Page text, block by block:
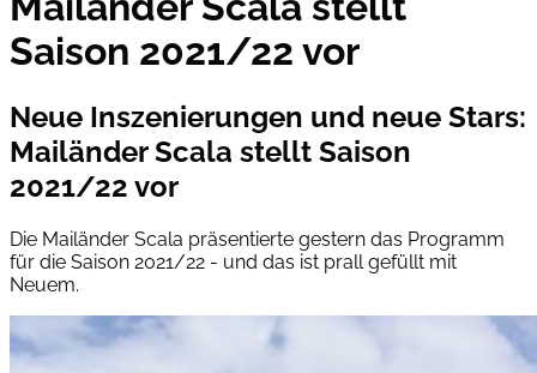
Saison 2021/22 vor
Neue Inszenierungen und neue Stars:
Mailänder Scala stellt Saison
2021/22 vor
Die Mailänder Scala präsentierte gestern das Programm
für die Saison 2021/22 - und das ist prall gefüllt mit
Neuem.